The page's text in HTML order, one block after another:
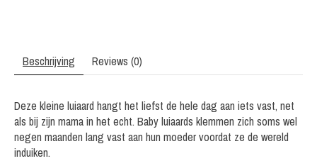
Beschrijving Reviews (0)
Deze kleine luiaard hangt het liefst de hele dag aan iets vast, net
als bij zijn mama in het echt. Baby luiaards klemmen zich soms wel
negen maanden lang vast aan hun moeder voordat ze de wereld
induiken.